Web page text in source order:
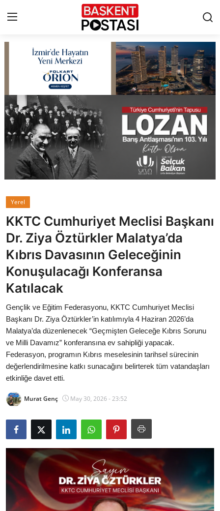
Çerez Politikası
Künye
Ankara
TBMM
Cumhurbaşkanlığı
Bakanlıklar
Siyasi Partiler
Mülki İdare
Toplum ve Yaşam
Sivil Toplum Kuruluşları
Kamu Kurumları ve Üst Kurullar
Resmi Reklamlar
Yerel
KKTC Cumhuriyet Meclisi Başkanı
Dr. Ziya Öztürkler Malatya’da
Kıbrıs Davasının Geleceğinin
Konuşulacağı Konferansa
Katılacak
Gençlik ve Eğitim Federasyonu, KKTC Cumhuriyet Meclisi
Başkanı Dr. Ziya Öztürkler’in katılımıyla 4 Haziran 2026’da
Malatya’da düzenlenecek “Geçmişten Geleceğe Kıbrıs Sorunu
ve Milli Davamız” konferansına ev sahipliği yapacak.
Federasyon, programın Kıbrıs meselesinin tarihsel sürecinin
değerlendirilmesine katkı sunacağını belirterek tüm vatandaşları
etkinliğe davet etti.
Murat Genç May 30, 2026 - 23:52